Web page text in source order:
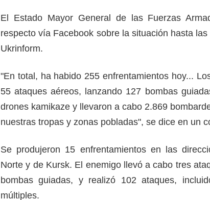
El Estado Mayor General de las Fuerzas
respecto vía Facebook sobre la situación hasta
Ukrinform.
"En total, ha habido 255 enfrentamientos hoy...
55 ataques aéreos, lanzando 127 bombas
drones kamikaze y llevaron a cabo 2.869
nuestras tropas y zonas pobladas", se dice en un
Se produjeron 15 enfrentamientos en las
Norte y de Kursk. El enemigo llevó a cabo tres
bombas guiadas, y realizó 102 ataques,
múltiples.